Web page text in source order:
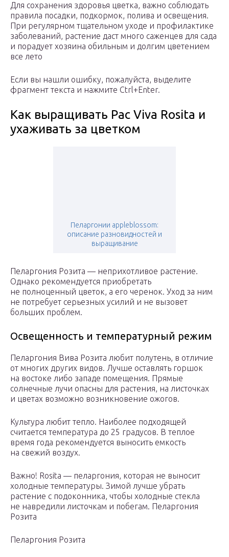
Для сохранения здоровья цветка, важно соблюдать
правила посадки, подкормок, полива и освещения.
При регулярном тщательном уходе и профилактике
заболеваний, растение даст много саженцев для сада
и порадует хозяина обильным и долгим цветением
все лето
Если вы нашли ошибку, пожалуйста, выделите
фрагмент текста и нажмите Ctrl+Enter.
Как выращивать Pac Viva Rosita и
ухаживать за цветком
Пеларгонии appleblossom:
описание разновидностей и
выращивание
Пеларгония Розита — неприхотливое растение.
Однако рекомендуется приобретать
не полноценный цветок, а его черенок. Уход за ним
не потребует серьезных усилий и не вызовет
больших проблем.
Освещенность и температурный режим
Пеларгония Вива Розита любит полутень, в отличие
от многих других видов. Лучше оставлять горшок
на востоке либо западе помещения. Прямые
солнечные лучи опасны для растения, на листочках
и цветах возможно возникновение ожогов.
Культура любит тепло. Наиболее подходящей
считается температура до 25 градусов. В теплое
время года рекомендуется выносить емкость
на свежий воздух.
Важно! Rosita — пеларгония, которая не выносит
холодные температуры. Зимой лучше убрать
растение с подоконника, чтобы холодные стекла
не навредили листочкам и побегам. Пеларгония
Розита
Пеларгония Розита